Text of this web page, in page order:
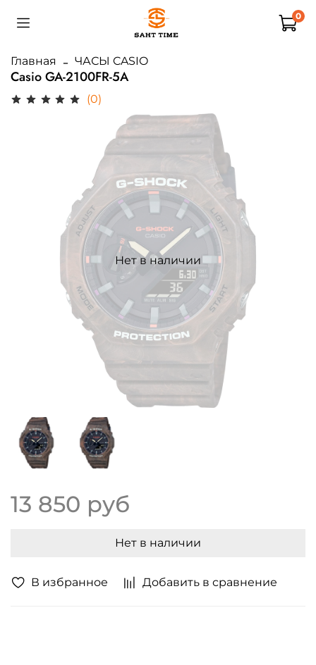
0
Главная ЧАСЫ CASIO
Casio GA-2100FR-5A
(0)
В избранное Добавить в сравнение
Нет в наличии
13 850 руб
Нет в наличии